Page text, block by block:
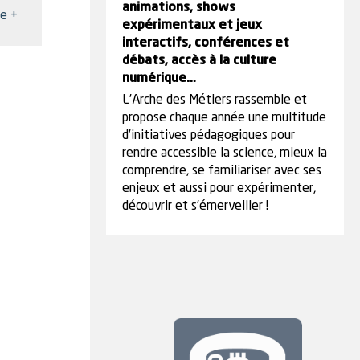
+
animations, shows
expérimentaux et jeux
interactifs, conférences et
débats, accès à la culture
numérique…
L’Arche des Métiers rassemble et
propose chaque année une multitude
d’initiatives pédagogiques pour
rendre accessible la science, mieux la
comprendre, se familiariser avec ses
enjeux et aussi pour expérimenter,
découvrir et s’émerveiller !